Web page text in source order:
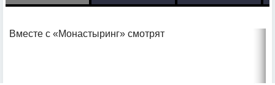
Вместе с «Монастыринг» смотрят